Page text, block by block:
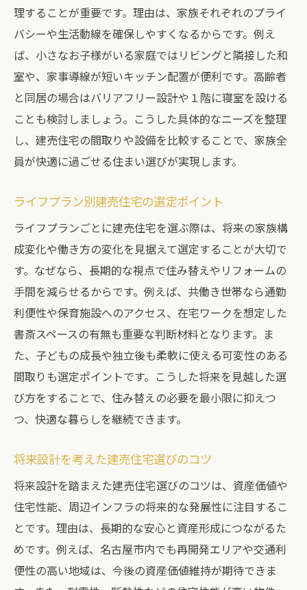
理することが重要です。理由は、家族それぞれのプライ
バシーや生活動線を確保しやすくなるからです。例え
ば、小さなお子様がいる家庭ではリビングと隣接した和
室や、家事導線が短いキッチン配置が便利です。高齢者
と同居の場合はバリアフリー設計や１階に寝室を設ける
ことも検討しましょう。こうした具体的なニーズを整理
し、建売住宅の間取りや設備を比較することで、家族全
員が快適に過ごせる住まい選びが実現します。
ライフプラン別建売住宅の選定ポイント
ライフプランごとに建売住宅を選ぶ際は、将来の家族構
成変化や働き方の変化を見据えて選定することが大切で
す。なぜなら、長期的な視点で住み替えやリフォームの
手間を減らせるからです。例えば、共働き世帯なら通勤
利便性や保育施設へのアクセス、在宅ワークを想定した
書斎スペースの有無も重要な判断材料となります。ま
た、子どもの成長や独立後も柔軟に使える可変性のある
間取りも選定ポイントです。こうした将来を見越した選
び方をすることで、住み替えの必要を最小限に抑えつ
つ、快適な暮らしを継続できます。
将来設計を考えた建売住宅選びのコツ
将来設計を踏まえた建売住宅選びのコツは、資産価値や
住宅性能、周辺インフラの将来的な発展性に注目するこ
とです。理由は、長期的な安心と資産形成につながるた
めです。例えば、名古屋市内でも再開発エリアや交通利
便性の高い地域は、今後の資産価値維持が期待できま